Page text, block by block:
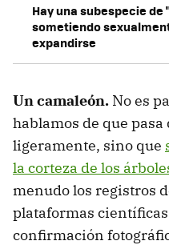
Hay una subespecie
sometiendo
expandirse
Un camaleón. No es
hablamos de que
ligeramente, sino que
la corteza de los
menudo los registros
plataformas
confirmación